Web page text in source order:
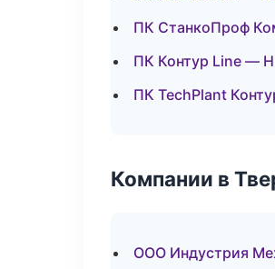
ПК СтанкоПроф
ПК Контур Line —
ПК TechPlant
Компании в
ООО Индустрия